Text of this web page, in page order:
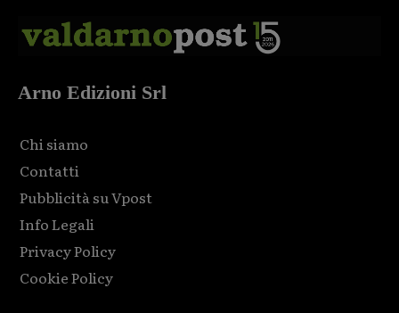
Arno Edizioni Srl
Chi siamo
Contatti
Pubblicità su Vpost
Info Legali
Privacy Policy
Cookie Policy